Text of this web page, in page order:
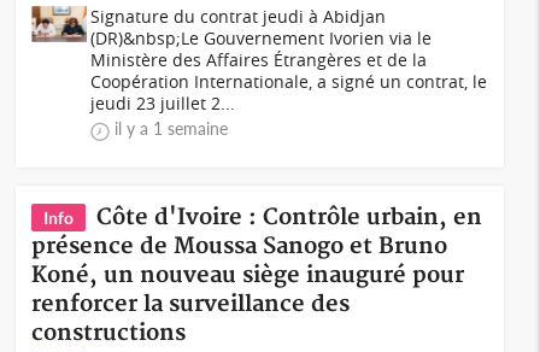
Signature du contrat jeudi à Abidjan
(DR)&nbsp;Le Gouvernement Ivorien via le
Ministère des Affaires Étrangères et de la
Coopération Internationale, a signé un contrat, le
jeudi 23 juillet 2...
il y a 1 semaine
Info
Côte d'Ivoire : Contrôle urbain, en
présence de Moussa Sanogo et Bruno
Koné, un nouveau siège inauguré pour
renforcer la surveillance des
constructions